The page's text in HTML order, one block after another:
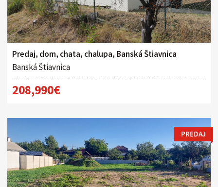
Predaj, dom, chata, chalupa, Banská Štiavnica
Banská Štiavnica
208,990€
PREDAJ